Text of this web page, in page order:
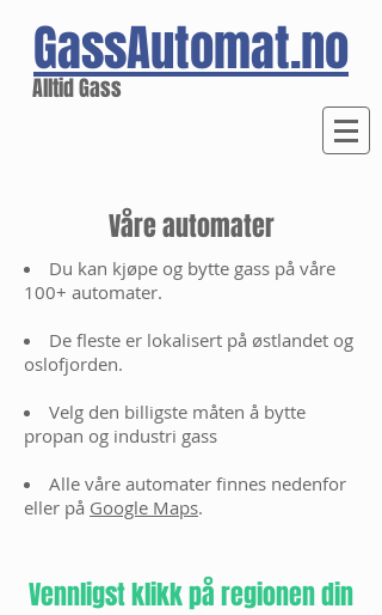
GassAutomat.no
Alltid Gass
Våre automater
Du kan kjøpe og bytte gass på våre
100+ automater.
De fleste er lokalisert på østlandet og
oslofjorden.
Velg den billigste måten å bytte
propan og industri gass
Alle våre automater finnes nedenfor
eller på Google Maps.
Vennligst klikk på regionen din